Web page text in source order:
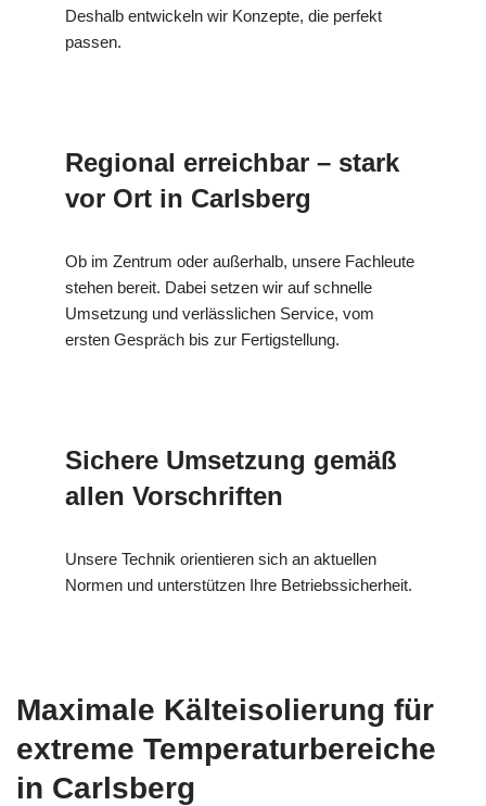
Deshalb entwickeln wir Konzepte, die perfekt
passen.
Regional erreichbar – stark
vor Ort in Carlsberg
Ob im Zentrum oder außerhalb, unsere Fachleute
stehen bereit. Dabei setzen wir auf schnelle
Umsetzung und verlässlichen Service, vom
ersten Gespräch bis zur Fertigstellung.
Sichere Umsetzung gemäß
allen Vorschriften
Unsere Technik orientieren sich an aktuellen
Normen und unterstützen Ihre Betriebssicherheit.
Maximale Kälteisolierung für
extreme Temperaturbereiche
in Carlsberg